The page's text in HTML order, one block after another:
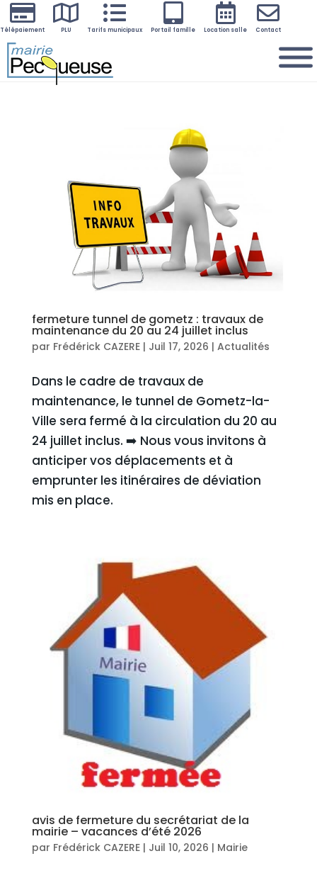

Télépaiement

PLU

Tarifs municipaux

Portail famille

Location salle

Contact
fermeture tunnel de gometz : travaux de
maintenance du 20 au 24 juillet inclus
par Frédérick CAZERE| Juil 17, 2026 | Actualités
Dans le cadre de travaux de
maintenance, le tunnel de Gometz-la-
Ville sera fermé à la circulation du 20 au
24 juillet inclus. ➡️ Nous vous invitons à
anticiper vos déplacements et à
emprunter les itinéraires de déviation
mis en place.
avis de fermeture du secrétariat de la
mairie – vacances d’été 2026
par Frédérick CAZERE| Juil 10, 2026 | Mairie